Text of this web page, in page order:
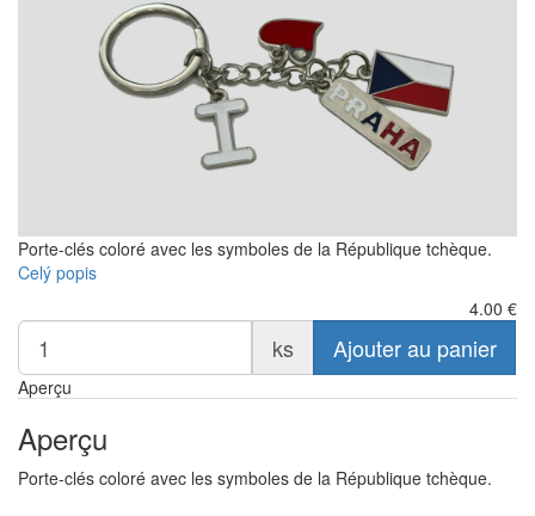
Porte-clés coloré avec les symboles de la République tchèque.
Celý popis
4.00 €
ks Ajouter au panier
Aperçu
Aperçu
Porte-clés coloré avec les symboles de la République tchèque.